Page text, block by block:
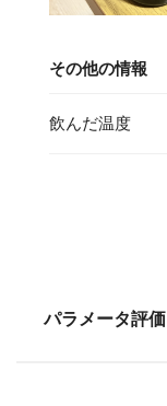
その他の情報
飲んだ温度
パラメータ評価